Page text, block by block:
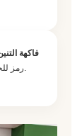
فاكهة